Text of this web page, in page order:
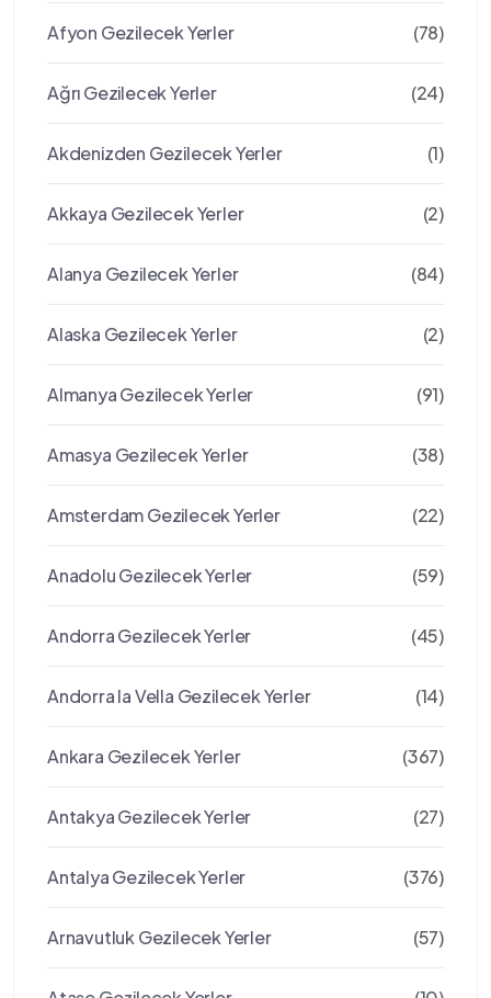
Afyon Gezilecek Yerler (78)
Ağrı Gezilecek Yerler (24)
Akdenizden Gezilecek Yerler (1)
Akkaya Gezilecek Yerler (2)
Alanya Gezilecek Yerler (84)
Alaska Gezilecek Yerler (2)
Almanya Gezilecek Yerler (91)
Amasya Gezilecek Yerler (38)
Amsterdam Gezilecek Yerler (22)
Anadolu Gezilecek Yerler (59)
Andorra Gezilecek Yerler (45)
Andorra la Vella Gezilecek Yerler (14)
Ankara Gezilecek Yerler (367)
Antakya Gezilecek Yerler (27)
Antalya Gezilecek Yerler (376)
Arnavutluk Gezilecek Yerler (57)